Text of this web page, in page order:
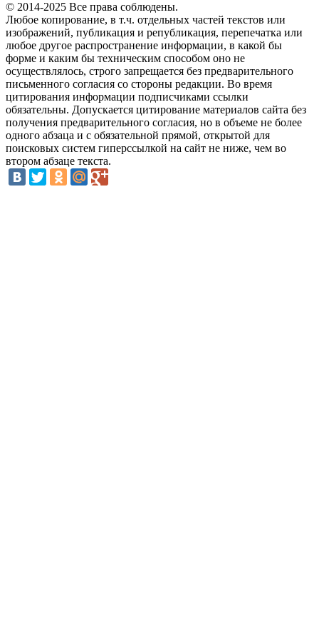
© 2014-2025 Все права соблюдены.
Любое копирование, в т.ч. отдельных частей текстов или
изображений, публикация и републикация, перепечатка или
любое другое распространение информации, в какой бы
форме и каким бы техническим способом оно не
осуществлялось, строго запрещается без предварительного
письменного согласия со стороны редакции. Во время
цитирования информации подписчиками ссылки
обязательны. Допускается цитирование материалов сайта без
получения предварительного согласия, но в объеме не более
одного абзаца и с обязательной прямой, открытой для
поисковых систем гиперссылкой на сайт не ниже, чем во
втором абзаце текста.